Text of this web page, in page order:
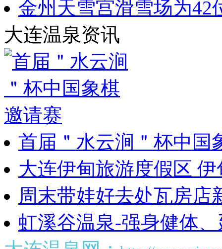
金州天雪宫滑雪场为42
大连温泉资讯
首届＂水云涧＂杯中国
大连伊甸旅游度假区
周末带娃好去处瓦房店
虹溪谷温泉-强身健体